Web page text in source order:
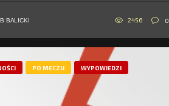
BALICKI 2456 0
PO MECZU WYPOWIEDZI